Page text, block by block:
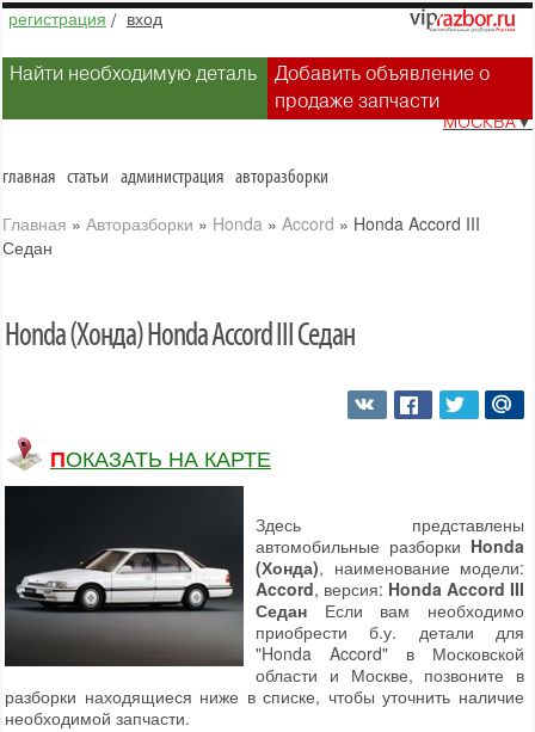
регистрация / вход
Найти необходимую деталь
Добавить объявление о
продаже запчасти
МОСКВА▼
главная статьи администрация авторазборки
Главная » Авторазборки » Honda » Accord » Honda Accord III
Седан
Honda (Хонда) Honda Accord III Седан
ПОКАЗАТЬ НА КАРТЕ
Здесь представлены
автомобильные разборки Honda
(Хонда), наименование модели:
Accord, версия: Honda Accord III
Седан Если вам необходимо
приобрести б.у. детали для
"Honda Accord" в Московской
области и Москве, позвоните в
разборки находящиеся ниже в списке, чтобы уточнить наличие
необходимой запчасти.